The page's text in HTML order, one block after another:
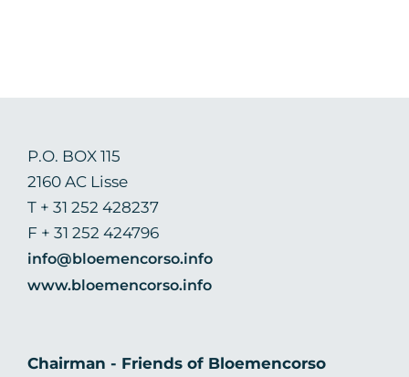
P.O. BOX 115
2160 AC Lisse
T + 31 252 428237
F + 31 252 424796
info@bloemencorso.info
www.bloemencorso.info
Chairman - Friends of Bloemencorso